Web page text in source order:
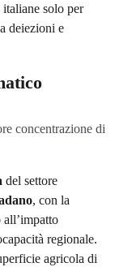
solo per
deiezioni e
concentrazione di
del settore
, con la
regionale.
agricola di